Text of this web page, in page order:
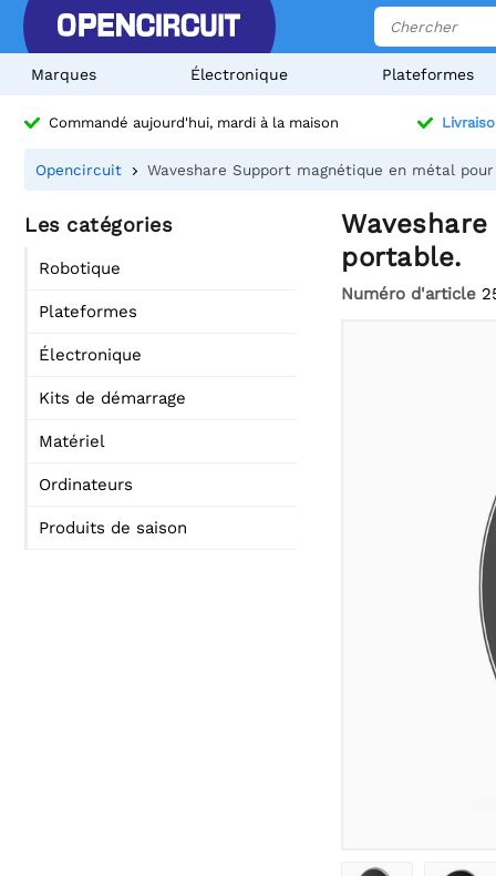
Marques Électronique Plateformes
Commandé aujourd'hui, mardi à la maison
Opencircuit Waveshare Support magnétique en métal
Les catégories
Robotique
Plateformes
Électronique
Kits de démarrage
Matériel
Ordinateurs
Produits de saison
portable.
Numéro d'article